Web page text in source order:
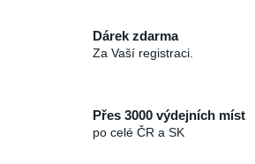
p
Dárek zdarma
Za Vaší registraci.
Přes 3000 výdejních míst
po celé ČR a SK